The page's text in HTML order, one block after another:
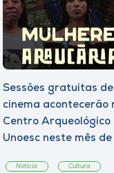
Sessões gratuitas de
cinema acontecerão
Centro Arqueológico
Unoesc neste mês de
Notícia Cultura